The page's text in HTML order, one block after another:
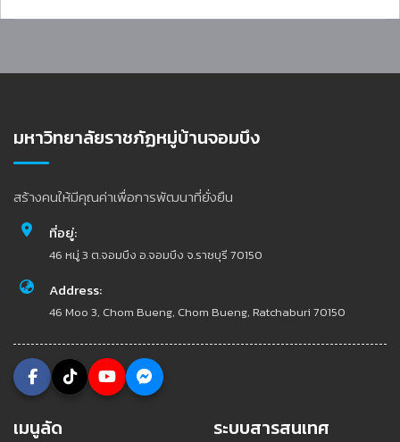
มหาวิทยาลัยราชภัฏหมู่บ้านจอมบึง
สร้างคนให้มีคุณค่าเพื่อการพัฒนาที่ยั่งยืน
ที่อยู่:
46 หมู่ 3 ต.จอมบึง อ.จอมบึง จ.ราชบุรี 70150
Address:
46 Moo 3, Chom Bueng, Chom Bueng, Ratchaburi 70150
เมนูลัด ระบบสารสนเทศ